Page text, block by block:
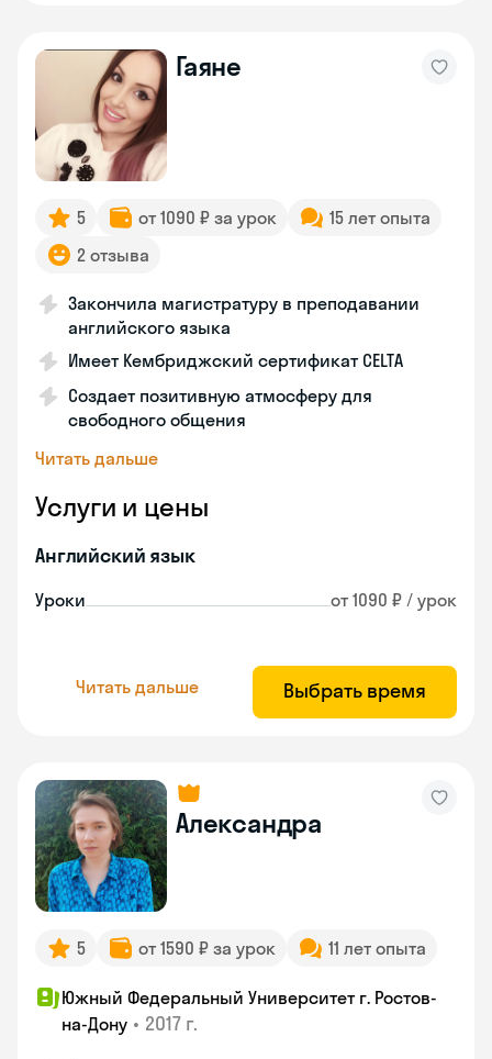
Гаяне
5 от 1090 ₽ за урок
15 лет опыта
2 отзыва
Закончила магистратуру в преподавании
английского языка
Имеет Кембриджский сертификат CELTA
Создает позитивную атмосферу для
свободного общения
Читать дальше
Услуги и цены
Английский язык
Уроки от 1090 ₽ / урок
Читать дальше Выбрать время
Александра
5 от 1590 ₽ за урок 11 лет опыта
Южный Федеральный Университет г. Ростов-
на-Дону • 2017 г.